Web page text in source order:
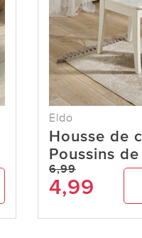
Eldo
Housse de
Poussins
6,99
4,99